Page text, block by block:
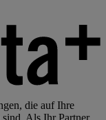
die auf Ihre
sind. Als Ihr Partner